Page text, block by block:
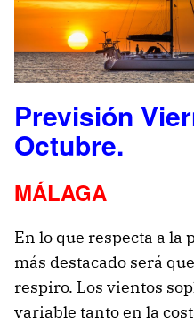
Previsión
Octubre.
MÁLAGA
En lo que respecta a la
más destacado será
respiro. Los vientos
variable tanto en la